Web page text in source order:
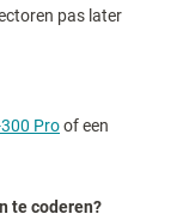
pas later
Proof een
te coderen?